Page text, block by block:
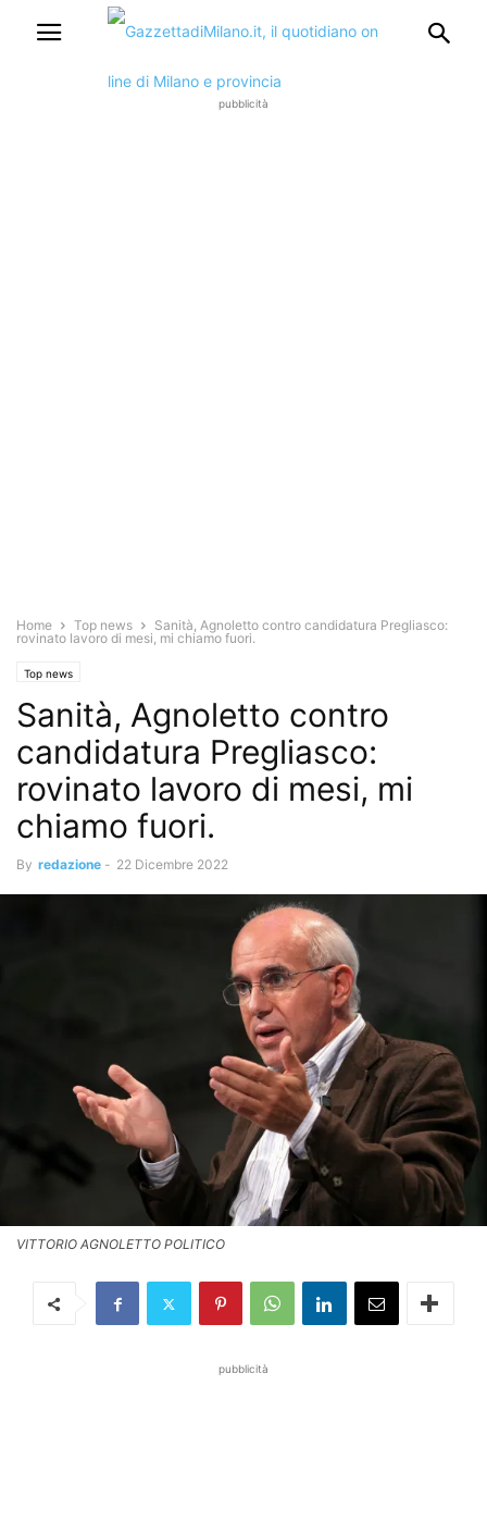
pubblicità
Home Top news
Sanità, Agnoletto contro candidatura Pregliasco:
rovinato lavoro di mesi, mi chiamo fuori.
Top news
Sanità, Agnoletto contro
candidatura Pregliasco:
rovinato lavoro di mesi, mi
chiamo fuori.
By redazione - 22 Dicembre 2022
VITTORIO AGNOLETTO POLITICO
pubblicità